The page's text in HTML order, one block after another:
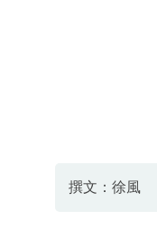
撰文：徐風